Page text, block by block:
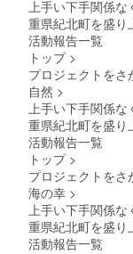
上手い下手関係な
重県紀北町を盛り
活動報告一覧
トップ >
プロジェクトをさ
自然 >
上手い下手関係な
重県紀北町を盛り
活動報告一覧
トップ >
プロジェクトをさ
海の幸 >
上手い下手関係な
重県紀北町を盛り
活動報告一覧